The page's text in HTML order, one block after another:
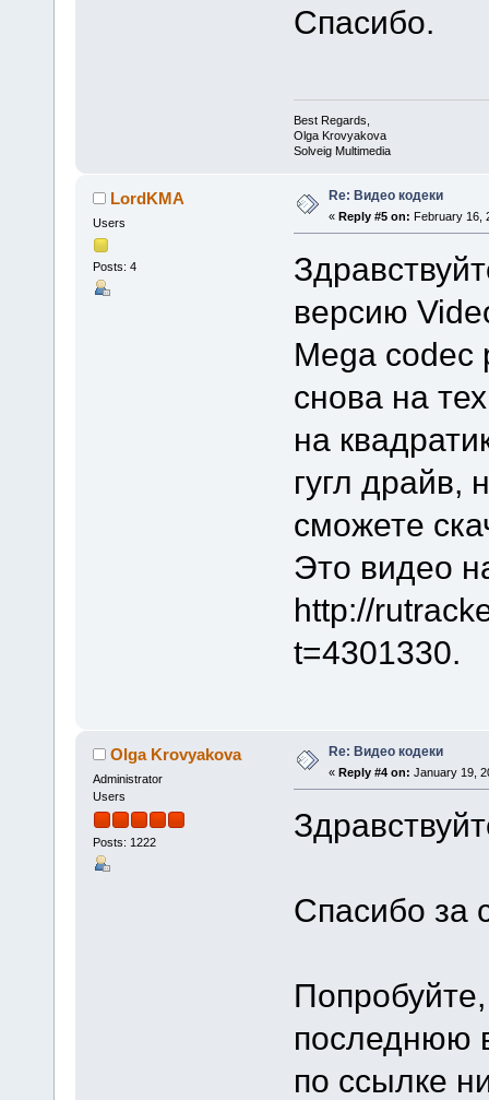
Спасибо.
Best Regards,
Olga Krovyakova
Solveig Multimedia
LordKMA
Users
Posts: 4
Re: Видео кодеки
« Reply #5 on: February 16,
версию
Mega codec
снова на
на
гугл драйв,
сможете
Это видео
http://
t=4301330.
Olga Krovyakova
Administrator
Users
Posts: 1222
Re: Видео кодеки
« Reply #4 on: January 19,
Спасибо за
последнюю
по ссылке